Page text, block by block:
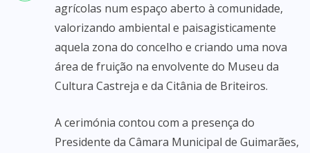
agrícolas num espaço aberto à comunidade,
valorizando ambiental e paisagisticamente
aquela zona do concelho e criando uma nova
área de fruição na envolvente do Museu da
Cultura Castreja e da Citânia de Briteiros.
A cerimónia contou com a presença do
Presidente da Câmara Municipal de Guimarães,